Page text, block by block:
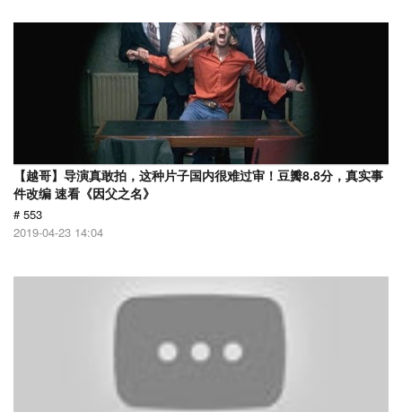
【越哥】导演真敢拍，这种片子国内很难过审！豆瓣8.8分，真实事
件改编 速看《因父之名》
# 553
2019-04-23 14:04